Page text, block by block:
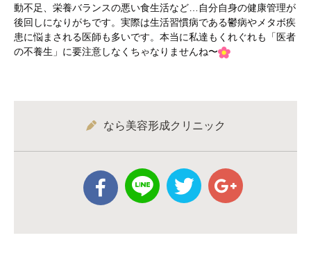
動不足、栄養バランスの悪い食生活など…自分自身の健康管理が
後回しになりがちです。実際は生活習慣病である鬱病やメタボ疾
患に悩まされる医師も多いです。本当に私達もくれぐれも「医者
の不養生」に要注意しなくちゃなりませんね〜
なら美容形成クリニック